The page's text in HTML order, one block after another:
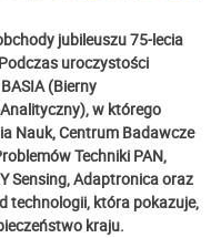
jubileuszu 75-lecia
uroczystości
(Bierny
w którego
Nauk, Centrum Badawcze
Techniki PAN,
Sensing, Adaptronica oraz
technologii, która pokazuje,
kraju.